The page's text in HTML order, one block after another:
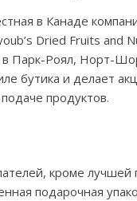
в Канаде
Dried Fruits and
в Парк-Роял, Норт-
бутика и делает
продуктов.
кроме
подарочная